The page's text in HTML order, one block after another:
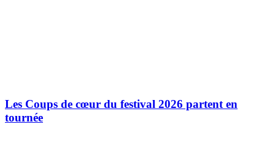
Les Coups de cœur du festival 2026 partent en
tournée